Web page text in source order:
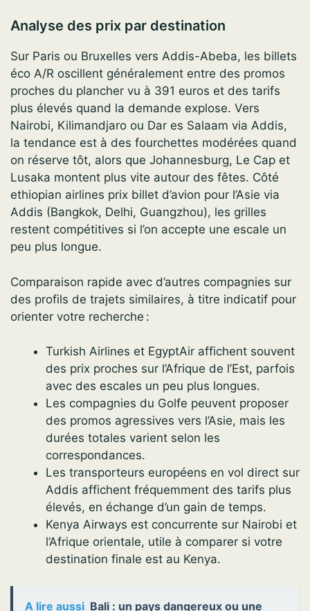
Analyse des prix par destination
Sur Paris ou Bruxelles vers Addis-Abeba, les billets
éco A/R oscillent généralement entre des promos
proches du plancher vu à 391 euros et des tarifs
plus élevés quand la demande explose. Vers
Nairobi, Kilimandjaro ou Dar es Salaam via Addis,
la tendance est à des fourchettes modérées quand
on réserve tôt, alors que Johannesburg, Le Cap et
Lusaka montent plus vite autour des fêtes. Côté
ethiopian airlines prix billet d’avion pour l’Asie via
Addis (Bangkok, Delhi, Guangzhou), les grilles
restent compétitives si l’on accepte une escale un
peu plus longue.
Comparaison rapide avec d’autres compagnies sur
des profils de trajets similaires, à titre indicatif pour
orienter votre recherche :
Turkish Airlines et EgyptAir affichent souvent
des prix proches sur l’Afrique de l’Est, parfois
avec des escales un peu plus longues.
Les compagnies du Golfe peuvent proposer
des promos agressives vers l’Asie, mais les
durées totales varient selon les
correspondances.
Les transporteurs européens en vol direct sur
Addis affichent fréquemment des tarifs plus
élevés, en échange d’un gain de temps.
Kenya Airways est concurrente sur Nairobi et
l’Afrique orientale, utile à comparer si votre
destination finale est au Kenya.
A lire aussi Bali : un pays dangereux ou une